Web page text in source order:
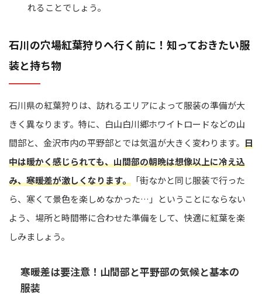
れることでしょう。
石川の穴場紅葉狩りへ行く前に！知っておきたい服
装と持ち物
石川県の紅葉狩りは、訪れるエリアによって服装の準備が大
きく異なります。特に、白山白川郷ホワイトロードなどの山
間部と、金沢市内の平野部とでは気温が大きく変わります。 日
中は暖かく感じられても、山間部の朝晩は想像以上に冷え込
み、寒暖差が激しくなります。 「街なかと同じ服装で行った
ら、寒くて景色を楽しめなかった…」ということにならない
よう、場所と時間帯に合わせた準備をして、快適に紅葉を楽
しみましょう。
寒暖差は要注意！山間部と平野部の気候と基本の
服装